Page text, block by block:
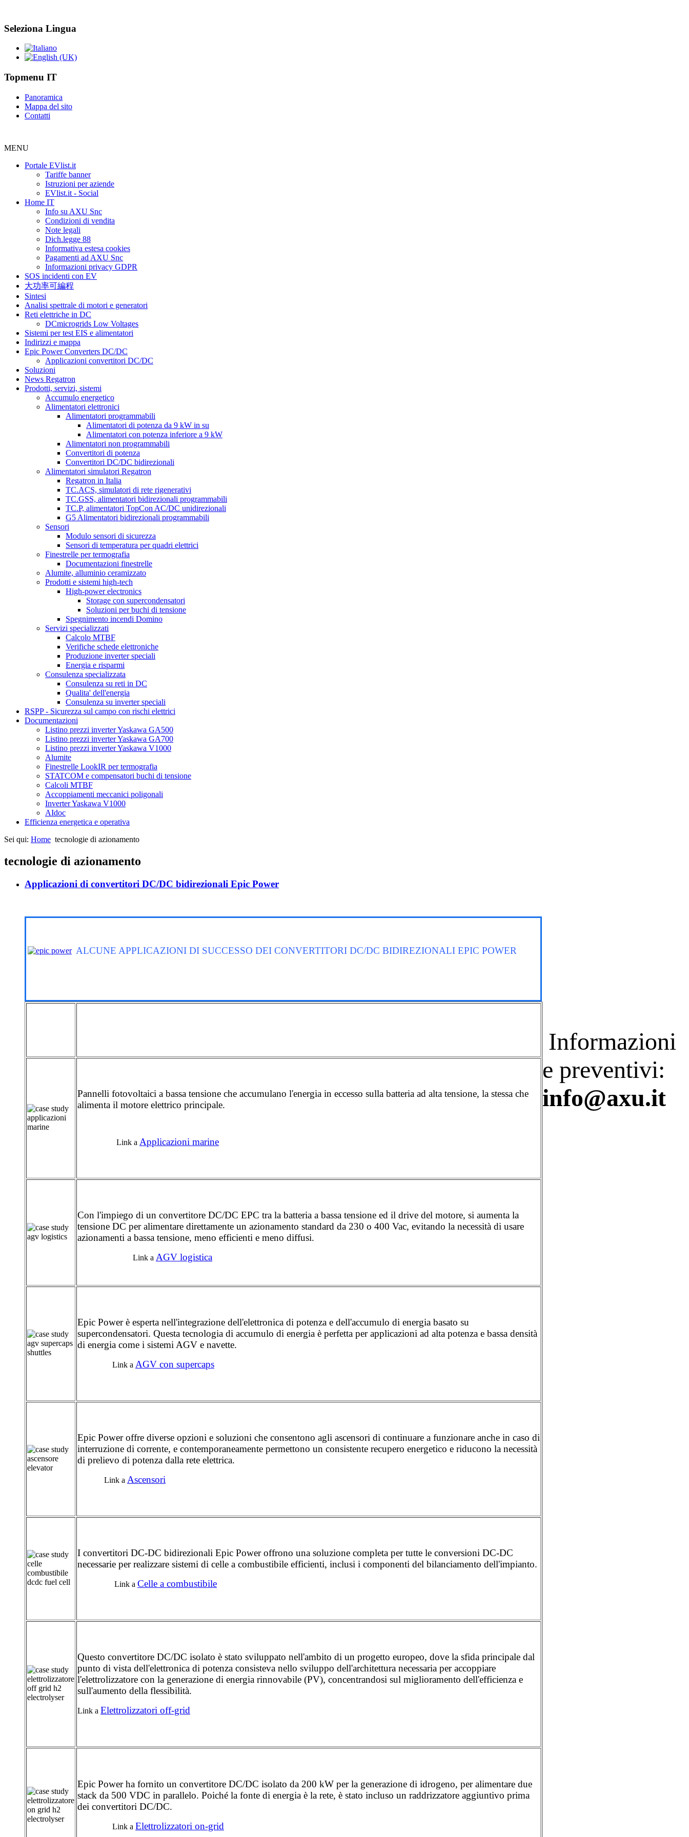
Seleziona Lingua
Topmenu IT
Panoramica
Mappa del sito
Contatti
MENU
Portale EVlist.it
Tariffe banner
Istruzioni per aziende
EVlist.it - Social
Home IT
Info su AXU Snc
Condizioni di vendita
Note legali
Dich.legge 88
Informativa estesa cookies
Pagamenti ad AXU Snc
Informazioni privacy GDPR
SOS incidenti con EV
大功率可編程
Sintesi
Analisi spettrale di motori e generatori
Reti elettriche in DC
DCmicrogrids Low Voltages
Sistemi per test EIS e alimentatori
Indirizzi e mappa
Epic Power Converters DC/DC
Applicazioni convertitori DC/DC
Soluzioni
News Regatron
Prodotti, servizi, sistemi
Accumulo energetico
Alimentatori elettronici
Alimentatori programmabili
Alimentatori di potenza da 9 kW in su
Alimentatori con potenza inferiore a 9 kW
Alimentatori non programmabili
Convertitori di potenza
Convertitori DC/DC bidirezionali
Alimentatori simulatori Regatron
Regatron in Italia
TC.ACS, simulatori di rete rigenerativi
TC.GSS, alimentatori bidirezionali programmabili
TC.P, alimentatori TopCon AC/DC unidirezionali
G5 Alimentatori bidirezionali programmabili
Sensori
Modulo sensori di sicurezza
Sensori di temperatura per quadri elettrici
Finestrelle per termografia
Documentazioni finestrelle
Alumite, alluminio ceramizzato
Prodotti e sistemi high-tech
High-power electronics
Storage con supercondensatori
Soluzioni per buchi di tensione
Spegnimento incendi Domino
Servizi specializzati
Calcolo MTBF
Verifiche schede elettroniche
Produzione inverter speciali
Energia e risparmi
Consulenza specializzata
Consulenza su reti in DC
Qualita' dell'energia
Consulenza su inverter speciali
RSPP - Sicurezza sul campo con rischi elettrici
Documentazioni
Listino prezzi inverter Yaskawa GA500
Listino prezzi inverter Yaskawa GA700
Listino prezzi inverter Yaskawa V1000
Alumite
Finestrelle LookIR per termografia
STATCOM e compensatori buchi di tensione
Calcoli MTBF
Accoppiamenti meccanici poligonali
Inverter Yaskawa V1000
AIdoc
Efficienza energetica e operativa
Sei qui: Home tecnologie di azionamento
tecnologie di azionamento
Applicazioni di convertitori DC/DC bidirezionali Epic Power
ALCUNE APPLICAZIONI DI SUCCESSO DEI CONVERTITORI DC/DC BIDIREZIONALI EPIC POWER
Pannelli fotovoltaici a bassa tensione che accumulano l'energia in eccesso sulla batteria ad alta tensione, la stessa che
alimenta il motore elettrico principale.
Link a Applicazioni marine
Con l'impiego di un convertitore DC/DC EPC tra la batteria a bassa tensione ed il drive del motore, si aumenta la
tensione DC per alimentare direttamente un azionamento standard da 230 o 400 Vac, evitando la necessità di usare
azionamenti a bassa tensione, meno efficienti e meno diffusi.
Link a AGV logistica
Epic Power è esperta nell'integrazione dell'elettronica di potenza e dell'accumulo di energia basato su
supercondensatori. Questa tecnologia di accumulo di energia è perfetta per applicazioni ad alta potenza e bassa densità
di energia come i sistemi AGV e navette.
Link a AGV con supercaps
Epic Power offre diverse opzioni e soluzioni che consentono agli ascensori di continuare a funzionare anche in caso di
interruzione di corrente, e contemporaneamente permettono un consistente recupero energetico e riducono la necessità
di prelievo di potenza dalla rete elettrica.
Link a Ascensori
I convertitori DC-DC bidirezionali Epic Power offrono una soluzione completa per tutte le conversioni DC-DC
necessarie per realizzare sistemi di celle a combustibile efficienti, inclusi i componenti del bilanciamento dell'impianto.
Link a Celle a combustibile
Questo convertitore DC/DC isolato è stato sviluppato nell'ambito di un progetto europeo, dove la sfida principale dal
punto di vista dell'elettronica di potenza consisteva nello sviluppo dell'architettura necessaria per accoppiare
l'elettrolizzatore con la generazione di energia rinnovabile (PV), concentrandosi sul miglioramento dell'efficienza e
sull'aumento della flessibilità.
Link a Elettrolizzatori off-grid
Epic Power ha fornito un convertitore DC/DC isolato da 200 kW per la generazione di idrogeno, per alimentare due
stack da 500 VDC in parallelo. Poiché la fonte di energia è la rete, è stato incluso un raddrizzatore aggiuntivo prima
dei convertitori DC/DC.
Link a Elettrolizzatori on-grid
Informazioni
e preventivi:
info@axu.it